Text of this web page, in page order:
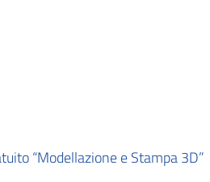
“Modellazione e Stampa 3D”